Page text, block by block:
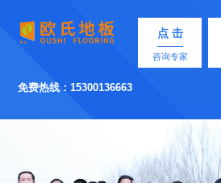
点 击
咨询专家
免费热线：15300136663